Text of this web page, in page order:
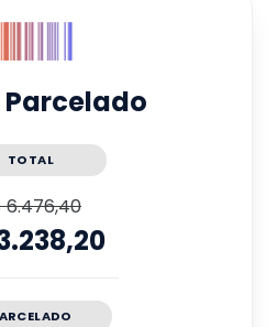
Parcelado
TOTAL
6.476,40